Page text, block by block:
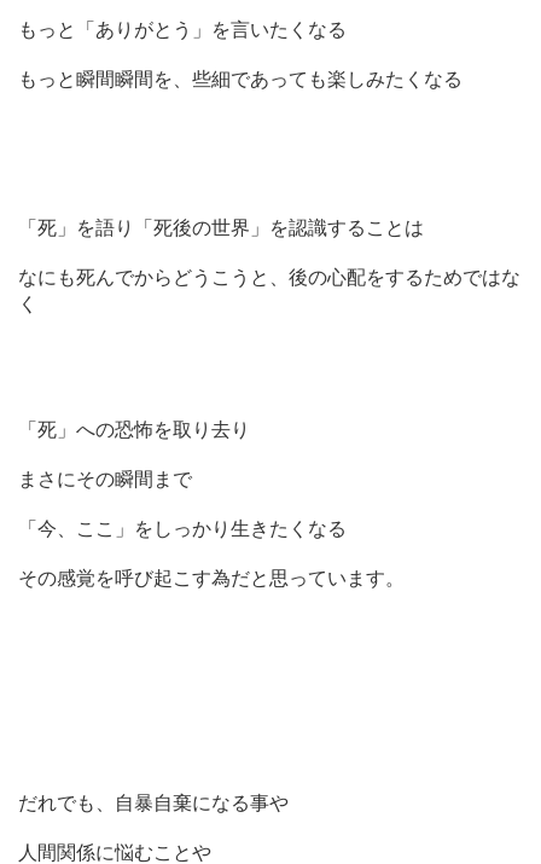
もっと「ありがとう」を言いたくなる
もっと瞬間瞬間を、些細であっても楽しみたくなる
「死」を語り「死後の世界」を認識することは
なにも死んでからどうこうと、後の心配をするためではな
く
「死」への恐怖を取り去り
まさにその瞬間まで
「今、ここ」をしっかり生きたくなる
その感覚を呼び起こす為だと思っています。
だれでも、自暴自棄になる事や
人間関係に悩むことや